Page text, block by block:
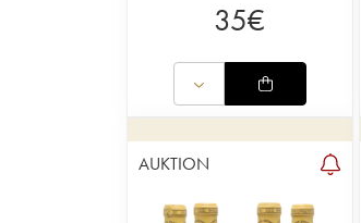
35€
AUKTION